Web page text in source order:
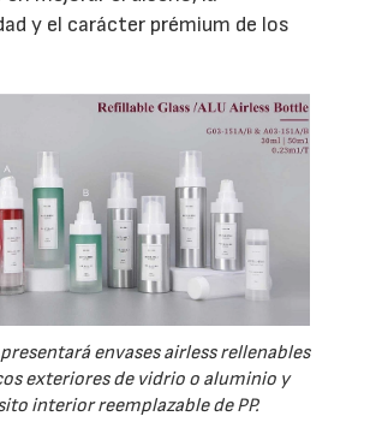
y el carácter prémium de los
envases airless rellenables
exteriores de vidrio o aluminio y
interior reemplazable de PP.